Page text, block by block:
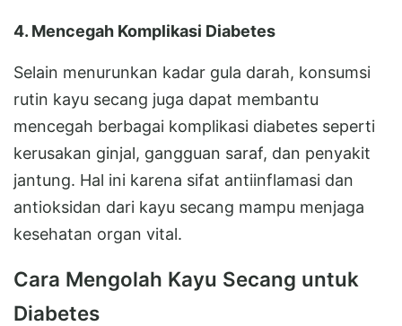
4. Mencegah Komplikasi Diabetes
Selain menurunkan kadar gula darah, konsumsi
rutin kayu secang juga dapat membantu
mencegah berbagai komplikasi diabetes seperti
kerusakan ginjal, gangguan saraf, dan penyakit
jantung. Hal ini karena sifat antiinflamasi dan
antioksidan dari kayu secang mampu menjaga
kesehatan organ vital.
Cara Mengolah Kayu Secang untuk
Diabetes